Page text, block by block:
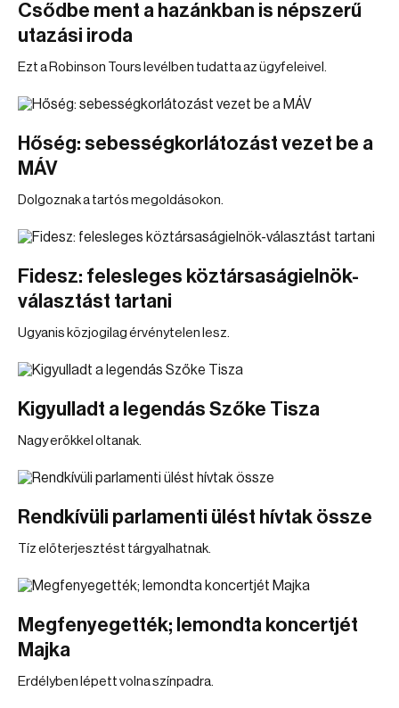
Csődbe ment a hazánkban is népszerű
utazási iroda
Ezt a Robinson Tours levélben tudatta az ügyfeleivel.
Hőség: sebességkorlátozást vezet be a
MÁV
Dolgoznak a tartós megoldásokon.
Fidesz: felesleges köztársaságielnök-
választást tartani
Ugyanis közjogilag érvénytelen lesz.
Kigyulladt a legendás Szőke Tisza
Nagy erőkkel oltanak.
Rendkívüli parlamenti ülést hívtak össze
Tíz előterjesztést tárgyalhatnak.
Megfenyegették; lemondta koncertjét
Majka
Erdélyben lépett volna színpadra.